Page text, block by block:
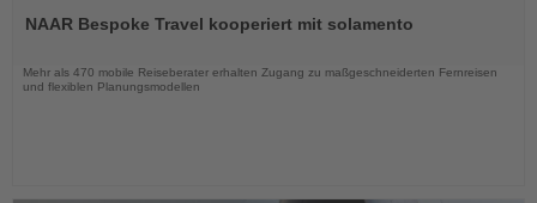
dieNAAR Bespoke Travel kooperiert mit solamento
Mehr als 470 mobile Reiseberater erhalten Zugang zu maßgeschneiderten Fernreisen
und flexiblen Planungsmodellen